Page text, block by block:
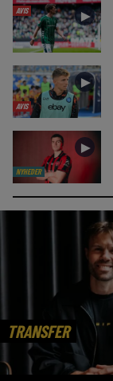
AVIS ►
AVIS
►
NYHEDER
►
TRANSFER